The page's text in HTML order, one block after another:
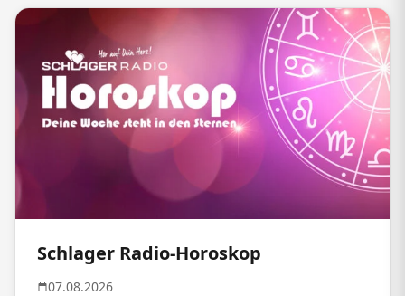
Schlager Radio-Horoskop
07.08.2026